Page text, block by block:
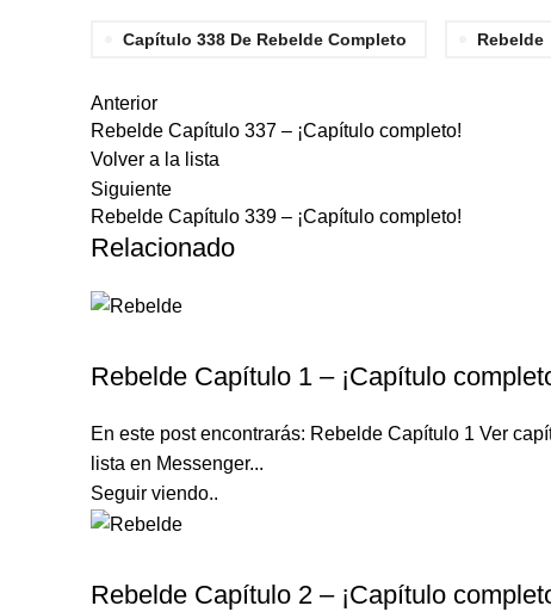
Capítulo 338 De Rebelde Completo Rebelde
Anterior
Rebelde Capítulo 337 – ¡Capítulo completo!
Volver a la lista
Siguiente
Rebelde Capítulo 339 – ¡Capítulo completo!
Relacionado
Rebelde Capítulo 1 – ¡Capítulo
En este post encontrarás: Rebelde Capítulo 1 Ver
lista en Messenger...
Seguir viendo..
Rebelde Capítulo 2 – ¡Capítulo